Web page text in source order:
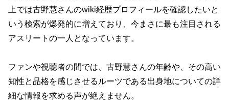
上では古野慧さんのwiki経歴プロフィールを確認したいと
いう検索が爆発的に増えており、今まさに最も注目される
アスリートの一人となっています。
ファンや視聴者の間では、古野慧さんの年齢や、その高い
知性と品格を感じさせるルーツである出身地についての詳
細な情報を求める声が絶えません。